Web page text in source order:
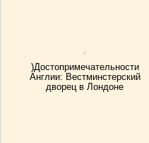
)Достопримечательности
Англии: Вестминстерский
дворец в Лондоне